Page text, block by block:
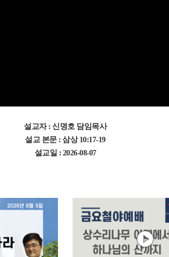
설교자 : 신명호 담임목사
설교 본문 : 삼상 10:17-19
설교일 : 2026-08-07